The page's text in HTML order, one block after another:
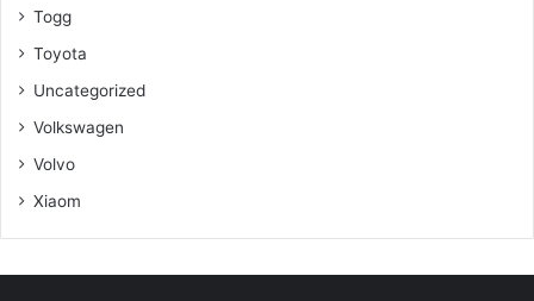
Togg
Toyota
Uncategorized
Volkswagen
Volvo
Xiaom